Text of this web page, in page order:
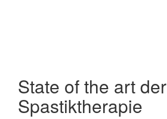
State of the art der
Spastiktherapie